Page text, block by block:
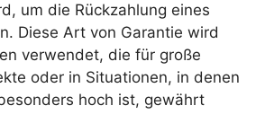
um die Rückzahlung eines
Diese Art von Garantie wird
verwendet, die für große
oder in Situationen, in denen
hoch ist, gewährt